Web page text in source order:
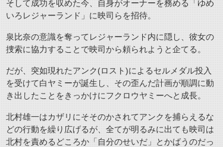
そして成功を収めた今、自身がオーナーを務める「ゆめ
いろレジャーランド」に映司らを招待。
泉比奈の意識を奪ってレジャーランド内に隠し、彼女の
捜索に協力することで映司から頼られようと企てる。
だが、突如現れたアンク(ロスト)によるセルメダル投入
を受けて白ヤミーが誕生し、その歪んだ計画が順調に動
き出したことをきっかけにフクロウヤミーへと成長。
北村雄一はカザリにそそのかされてアンクを捕らえるな
どの行動を繰り広げるが、全てが明るみに出ても映司は
北村を責めるどころか「自分のせいだ」とかばうのだっ